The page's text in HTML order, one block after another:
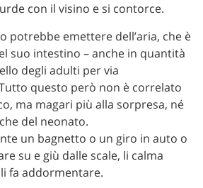
con il visino e si contorce.
potrebbe emettere dell’aria, che è
suo intestino – anche in quantità
degli adulti per via
questo però non è correlato
ma magari più alla sorpresa, né
del neonato.
un bagnetto o un giro in auto o
su e giù dalle scale, li calma
fa addormentare.